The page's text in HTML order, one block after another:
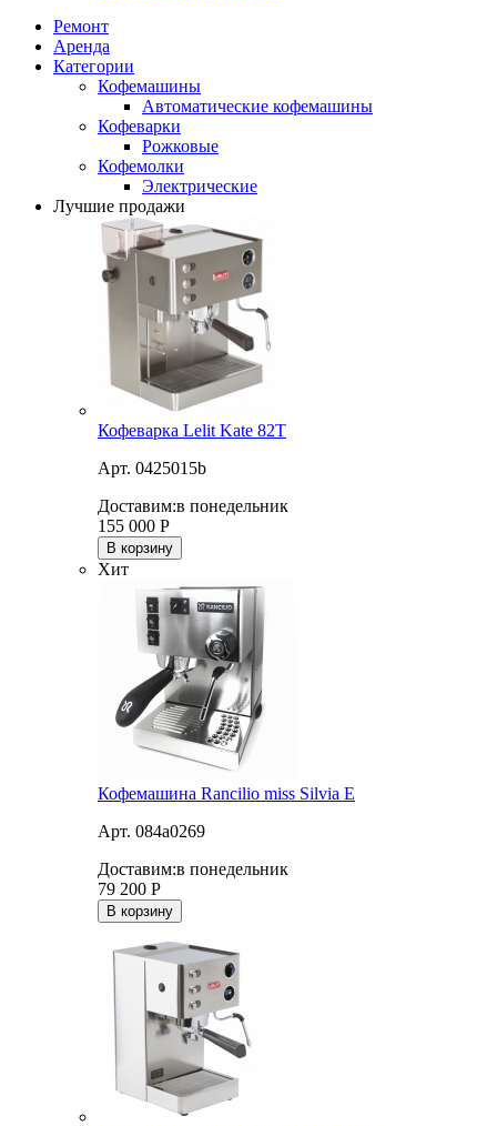
Ремонт
Аренда
Категории
Кофемашины
Автоматические кофемашины
Кофеварки
Рожковые
Кофемолки
Электрические
Лучшие продажи
Кофеварка Lelit Kate 82T
Арт. 0425015b
Доставим:в понедельник
155 000 Р
В корзину
Хит
Кофемашина Rancilio miss Silvia E
Арт. 084a0269
Доставим:в понедельник
79 200 Р
В корзину